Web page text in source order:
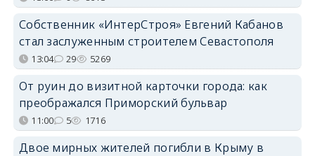
Собственник «ИнтерСтроя» Евгений Кабанов
стал заслуженным строителем Севастополя
13:04 29 5269
От руин до визитной карточки города: как
преображался Приморский бульвар
11:00 5 1716
Двое мирных жителей погибли в Крыму в